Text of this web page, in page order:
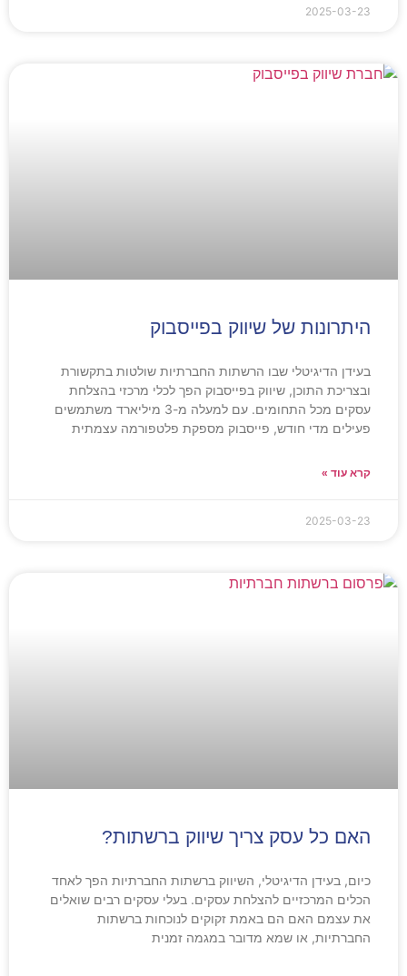
2025-03-23
היתרונות של שיווק בפייסבוק
בעידן הדיגיטלי שבו הרשתות החברתיות שולטות בתקשורת
ובצריכת התוכן, שיווק בפייסבוק הפך לכלי מרכזי בהצלחת
עסקים מכל התחומים. עם למעלה מ-3 מיליארד משתמשים
פעילים מדי חודש, פייסבוק מספקת פלטפורמה עצמתית
קרא עוד »
2025-03-23
האם כל עסק צריך שיווק ברשתות?
כיום, בעידן הדיגיטלי, השיווק ברשתות החברתיות הפך לאחד
הכלים המרכזיים להצלחת עסקים. בעלי עסקים רבים שואלים
את עצמם האם הם באמת זקוקים לנוכחות ברשתות
החברתיות, או שמא מדובר במגמה זמנית